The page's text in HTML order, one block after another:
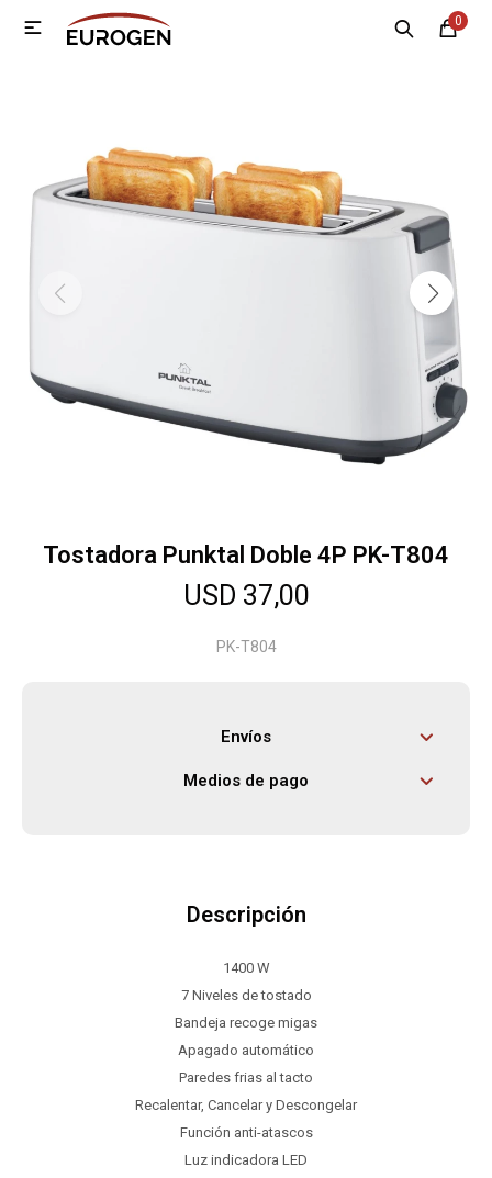
0

Tostadora Punktal Doble 4P PK-T804
USD 37,00
PK-T804
Envíos
Medios de pago
Descripción
1400 W
7 Niveles de tostado
Bandeja recoge migas
Apagado automático
Paredes frias al tacto
Recalentar, Cancelar y Descongelar
Función anti-atascos
Luz indicadora LED
MI CUENTA
Electrodomésticos
Herramientas